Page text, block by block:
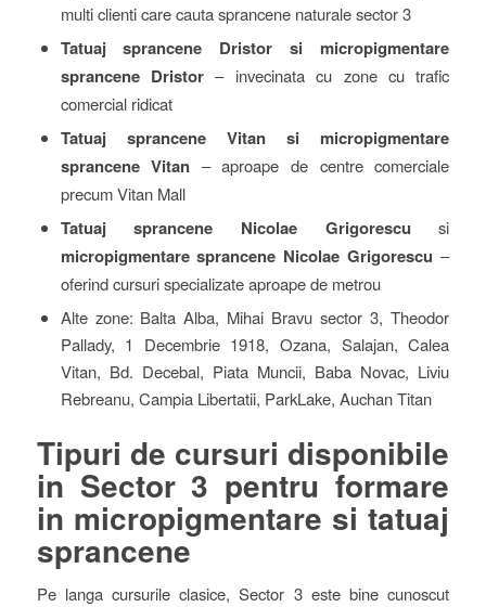
multi clienti care cauta sprancene naturale sector 3
Tatuaj sprancene Dristor si micropigmentare
sprancene Dristor– invecinata cu zone cu trafic
comercial ridicat
Tatuaj sprancene Vitan si micropigmentare
sprancene Vitan – aproape de centre comerciale
precum Vitan Mall
Tatuaj sprancene Nicolae Grigorescu si
micropigmentare sprancene Nicolae Grigorescu –
oferind cursuri specializate aproape de metrou
Alte zone: Balta Alba, Mihai Bravu sector 3, Theodor
Pallady, 1 Decembrie 1918, Ozana, Salajan, Calea
Vitan, Bd. Decebal, Piata Muncii, Baba Novac, Liviu
Rebreanu, Campia Libertatii, ParkLake, Auchan Titan
Tipuri de cursuri disponibile
in Sector 3 pentru formare
in micropigmentare si tatuaj
sprancene
Pe langa cursurile clasice, Sector 3 este bine cunoscut